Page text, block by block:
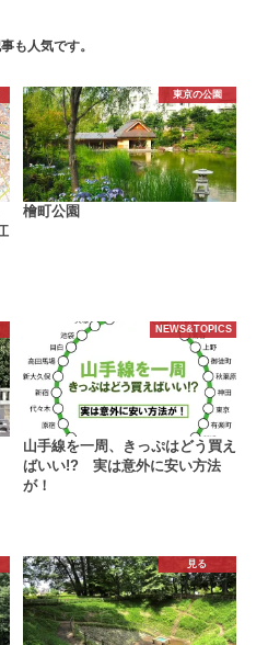
も人気です。
東京の公園
檜町公園
NEWS&TOPICS
山手線を一周、きっぷはどう買え
ばいい!? 実は意外に安い方法
が！
見る